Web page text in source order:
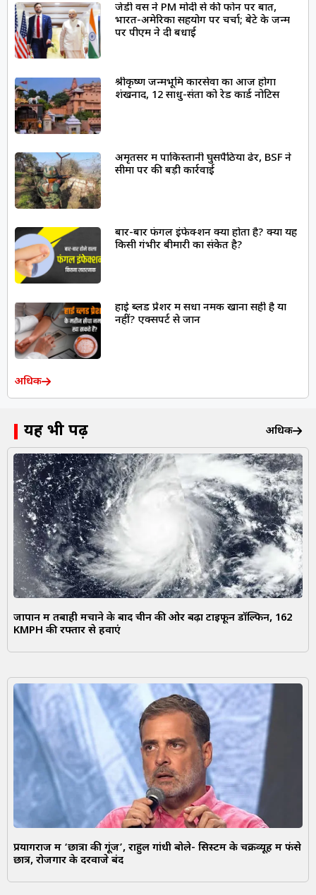
जेडी वेंस ने PM मोदी से की फोन पर बात,
भारत-अमेरिका सहयोग पर चर्चा; बेटे के जन्म
पर पीएम ने दी बधाई
श्रीकृष्ण जन्मभूमि कारसेवा का आज होगा
शंखनाद, 12 साधु-संतों को रेड कार्ड नोटिस
अमृतसर में पाकिस्तानी घुसपैठिया ढेर, BSF ने
सीमा पर की बड़ी कार्रवाई
बार-बार फंगल इंफेक्शन क्यों होता है? क्या यह
किसी गंभीर बीमारी का संकेत है?
हाई ब्लड प्रेशर में सेंधा नमक खाना सही है या
नहीं? एक्सपर्ट से जानें
अधिक
यह भी पढ़ें अधिक
जापान में तबाही मचाने के बाद चीन की ओर बढ़ा टाइफून डॉल्फिन, 162
KMPH की रफ्तार से हवाएं
प्रयागराज में ‘छात्रों की गूंज’, राहुल गांधी बोले- सिस्टम के चक्रव्यूह में फंसे
छात्र, रोजगार के दरवाजे बंद